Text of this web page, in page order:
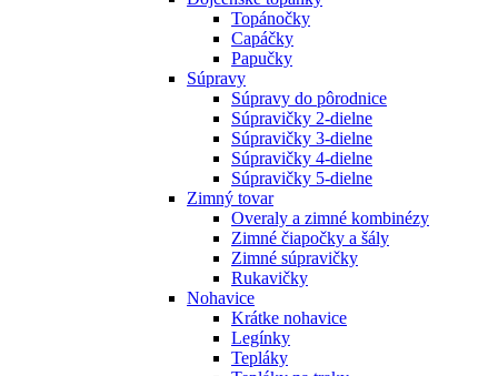
Topánočky
Capáčky
Papučky
Súpravy
Súpravy do pôrodnice
Súpravičky 2-dielne
Súpravičky 3-dielne
Súpravičky 4-dielne
Súpravičky 5-dielne
Zimný tovar
Overaly a zimné kombinézy
Zimné čiapočky a šály
Zimné súpravičky
Rukavičky
Nohavice
Krátke nohavice
Legínky
Tepláky